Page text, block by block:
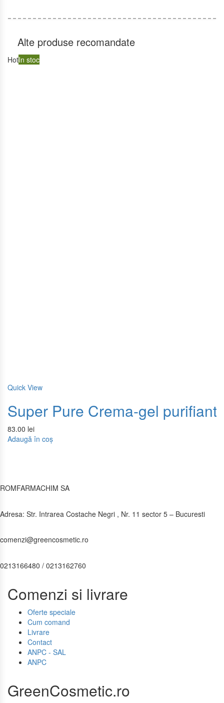
Alte produse recomandate
HotIn stoc
Quick View
Super Pure Crema-gel
83.00 lei
Adaugă în coș
ROMFARMACHIM SA
Adresa: Str. Intrarea Costache Negri , Nr. 11 sector 5 – Bucuresti
comenzi@greencosmetic.ro
0213166480 / 0213162760
Comenzi si livrare
Oferte speciale
Cum comand
Livrare
Contact
ANPC - SAL
ANPC
GreenCosmetic.ro